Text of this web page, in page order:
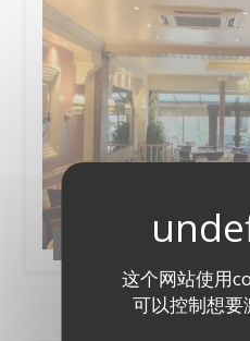
这个网站使用
可以控制想要